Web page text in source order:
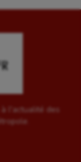
l'actualité des